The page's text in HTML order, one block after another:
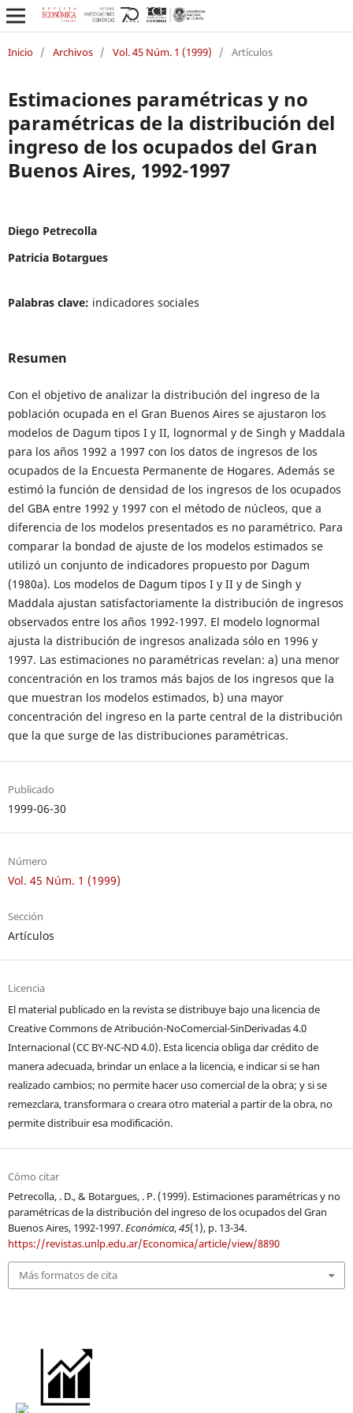
Inicio / Archivos / Vol. 45 Núm. 1 (1999) / Artículos
Estimaciones paramétricas y no
paramétricas de la distribución del
ingreso de los ocupados del Gran
Buenos Aires, 1992-1997
Diego Petrecolla
Patricia Botargues
Palabras clave: indicadores sociales
Resumen
Con el objetivo de analizar la distribución del ingreso de la
población ocupada en el Gran Buenos Aires se ajustaron los
modelos de Dagum tipos I y II, lognormal y de Singh y Maddala
para los años 1992 a 1997 con los datos de ingresos de los
ocupados de la Encuesta Permanente de Hogares. Además se
estimó la función de densidad de los ingresos de los ocupados
del GBA entre 1992 y 1997 con el método de núcleos, que a
diferencia de los modelos presentados es no paramétrico. Para
comparar la bondad de ajuste de los modelos estimados se
utilizó un conjunto de indicadores propuesto por Dagum
(1980a). Los modelos de Dagum tipos I y II y de Singh y
Maddala ajustan satisfactoriamente la distribución de ingresos
observados entre los años 1992-1997. El modelo lognormal
ajusta la distribución de ingresos analizada sólo en 1996 y
1997. Las estimaciones no paramétricas revelan: a) una menor
concentración en los tramos más bajos de los ingresos que la
que muestran los modelos estimados, b) una mayor
concentración del ingreso en la parte central de la distribución
que la que surge de las distribuciones paramétricas.
Publicado
1999-06-30
Número
Vol. 45 Núm. 1 (1999)
Sección
Artículos
Licencia
El material publicado en la revista se distribuye bajo una licencia de
Creative Commons de Atribución-NoComercial-SinDerivadas 4.0
Internacional (CC BY-NC-ND 4.0). Esta licencia obliga dar crédito de
manera adecuada, brindar un enlace a la licencia, e indicar si se han
realizado cambios; no permite hacer uso comercial de la obra; y si se
remezclara, transformara o creara otro material a partir de la obra, no
permite distribuir esa modificación.
Cómo citar
Petrecolla, . D., & Botargues, . P. (1999). Estimaciones paramétricas y no
paramétricas de la distribución del ingreso de los ocupados del Gran
Buenos Aires, 1992-1997.Económica,45(1), p. 13-34.
https://revistas.unlp.edu.ar/Economica/article/view/8890
Más formatos de cita